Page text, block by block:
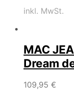
inkl. MwSt.
MAC
Dream
109,95 €